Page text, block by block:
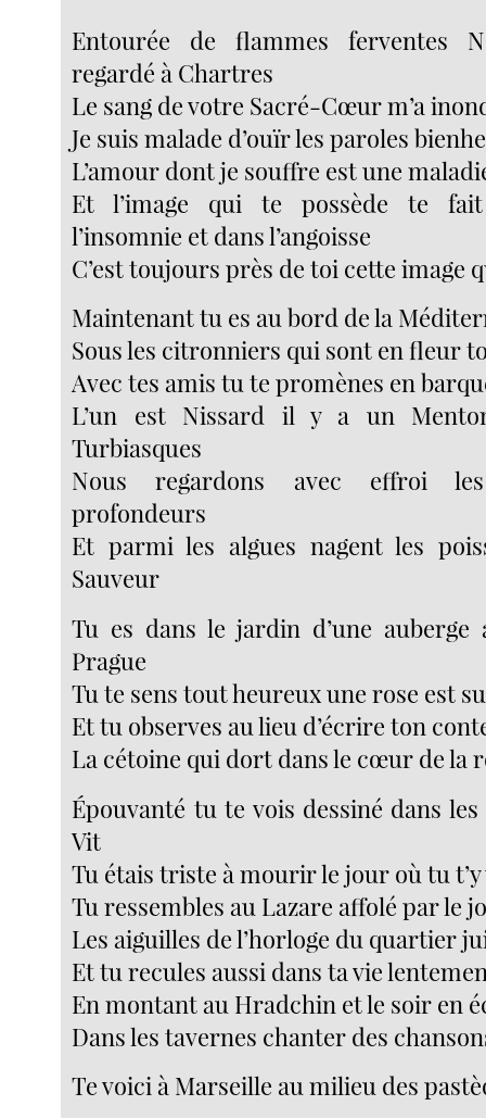
Entourée de flammes ferventes
regardé à Chartres
Le sang de votre Sacré-Cœur m’a
Je suis malade d’ouïr les paroles
L’amour dont je souffre est une
Et l’image qui te possède te
l’insomnie et dans l’angoisse
C’est toujours près de toi cette image
Maintenant tu es au bord de la
Sous les citronniers qui sont en fleur
Avec tes amis tu te promènes en
L’un est Nissard il y a un
Turbiasques
Nous regardons avec effroi
profondeurs
Et parmi les algues nagent les
Sauveur
Tu es dans le jardin d’une auberge
Prague
Tu te sens tout heureux une rose est
Et tu observes au lieu d’écrire ton
La cétoine qui dort dans le cœur de la
Épouvanté tu te vois dessiné dans
Vit
Tu étais triste à mourir le jour où tu t’y
Tu ressembles au Lazare affolé par le
Les aiguilles de l’horloge du quartier
Et tu recules aussi dans ta vie
En montant au Hradchin et le soir en
Dans les tavernes chanter des
Te voici à Marseille au milieu des